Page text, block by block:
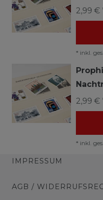
2,99 €
* inkl.
2,99 €
* inkl.
IMPRESSUM
AGB /